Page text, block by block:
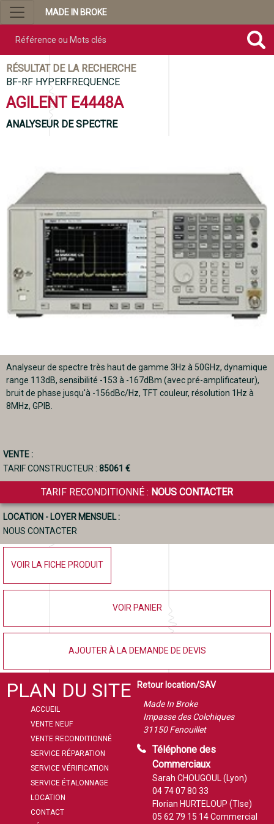
MADE IN BROKE
RÉSULTAT DE LA RECHERCHE
BF-RF HYPERFREQUENCE
AGILENT E4448A
ANALYSEUR DE SPECTRE
Analyseur de spectre très haut de gamme 3Hz à 50GHz, dynamique
range 113dB, sensibilité -153 à -167dBm (avec pré-amplificateur),
bruit de phase jusqu'à -156dBc/Hz, TFT couleur, résolution 1Hz à
8MHz, GPIB.
VENTE :
TARIF CONSTRUCTEUR : 85061 €
TARIF RECONDITIONNÉ : NOUS CONTACTER
LOCATION - LOYER MENSUEL :
NOUS CONTACTER
VOIR LA FICHE PRODUIT
VOIR PANIER
AJOUTER À LA DEMANDE DE DEVIS
PLAN DU SITE
ACCUEIL
VENTE NEUF
VENTE RECONDITIONNÉ
SERVICE RÉPARATION
SERVICE VÉRIFICATION
SERVICE ÉTALONNAGE
LOCATION
CONTACT
Retour location/SAV
Made In Broke
Impasse des Colchiques
31150 Fenouillet
Téléphone des
Commerciaux
Sarah CHOUGOUL (Lyon)
04 74 07 80 33
Florian HURTELOUP (Tlse)
05 62 79 15 14Commercial